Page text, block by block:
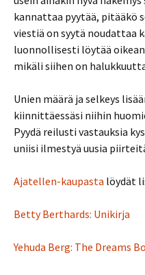
kannattaa pyytää, pitääkö
viestiä on syytä noudattaa
luonnollisesti löytää
mikäli siihen on
Unien määrä ja selkeys
kiinnittäessäsi niihin
Pyydä reilusti vastauksia
uniisi ilmestyä uusia
Ajatellen-kaupasta löydät
Betty Berthards: Unikirja
Yehuda Berg: The Dreams